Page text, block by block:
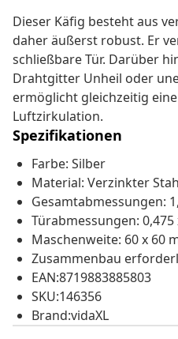
Dieser Käfig besteht aus
daher äußerst robust. Er
schließbare Tür. Darüber
Drahtgitter Unheil oder
ermöglicht gleichzeitig
Luftzirkulation.
Spezifikationen
Farbe: Silber
Material: Verzinkter
Gesamtabmessungen:
Türabmessungen: 0,475
Maschenweite: 60 x 60
Zusammenbau
EAN:8719883885803
SKU:146356
Brand:vidaXL